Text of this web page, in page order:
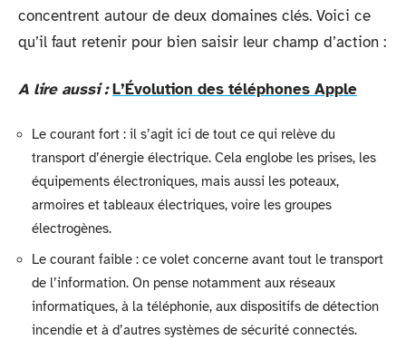
concentrent autour de deux domaines clés. Voici ce
qu’il faut retenir pour bien saisir leur champ d’action :
A lire aussi : L’Évolution des téléphones Apple
Le courant fort : il s’agit ici de tout ce qui relève du
transport d’énergie électrique. Cela englobe les prises, les
équipements électroniques, mais aussi les poteaux,
armoires et tableaux électriques, voire les groupes
électrogènes.
Le courant faible : ce volet concerne avant tout le transport
de l’information. On pense notamment aux réseaux
informatiques, à la téléphonie, aux dispositifs de détection
incendie et à d’autres systèmes de sécurité connectés.